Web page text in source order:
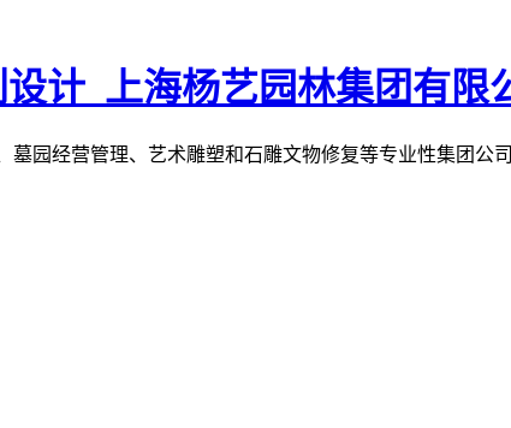
墓园经营管理、艺术雕塑和石雕文物修复等专业性集团公司